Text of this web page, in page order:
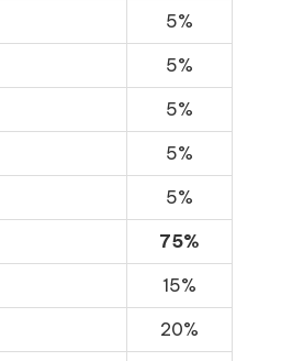
5%
5%
5%
5%
5%
75%
15%
20%